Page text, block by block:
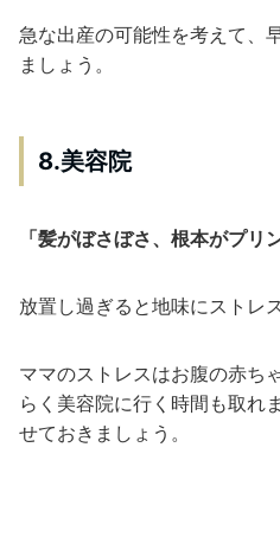
急な出産の可能性を考えて、
ましょう。
8.美容院
「髪がぼさぼさ、根本がプリ
放置し過ぎると地味にストレス
ママのストレスはお腹の赤ち
らく美容院に行く時間も取れ
せておきましょう。